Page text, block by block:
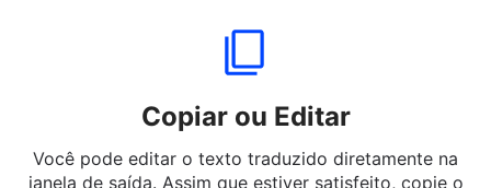
esforço.
Copiar ou Editar